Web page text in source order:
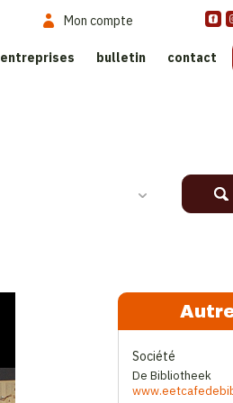
Mon compte
entreprises bulletin contact
Société
De Bibliotheek